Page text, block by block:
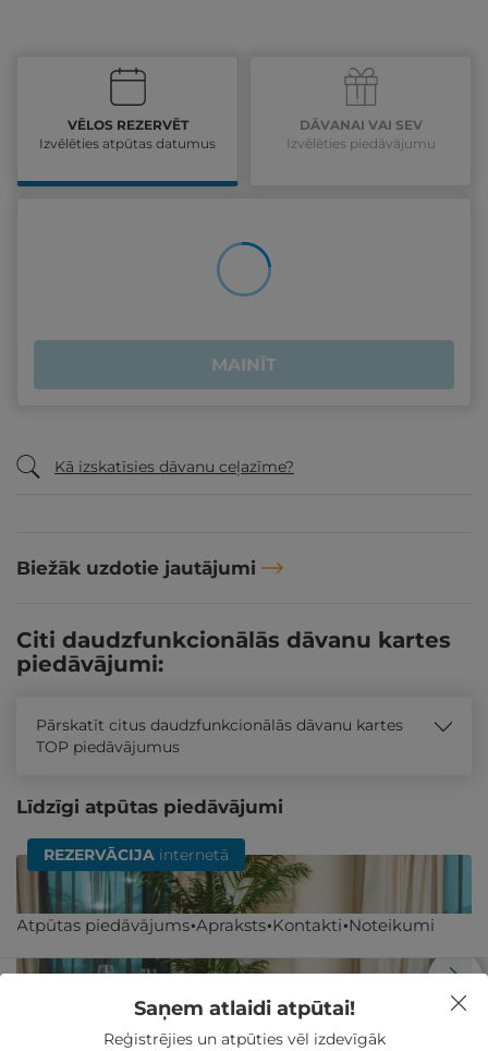
VĒLOS REZERVĒT
Izvēlēties atpūtas datumus
DĀVANAI VAI SEV
Izvēlēties piedāvājumu
MAINĪT
Kā izskatīsies dāvanu ceļazīme?
Biežāk uzdotie jautājumi
Atpūtas piedāvājums Apraksts Kontakti Noteikumi
Citi daudzfunkcionālās dāvanu kartes
piedāvājumi:
Pārskatīt citus daudzfunkcionālās dāvanu kartes
TOP piedāvājumus
Līdzīgi atpūtas piedāvājumi
REZERVĀCIJA internetā
Saņem atlaidi atpūtai!
Reģistrējies un atpūties vēl izdevīgāk